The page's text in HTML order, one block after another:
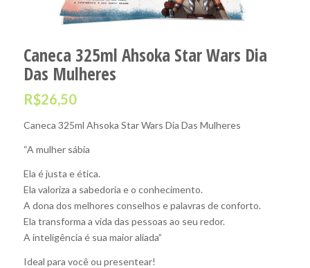
Caneca 325ml Ahsoka Star Wars Dia
Das Mulheres
R$26,50
Caneca 325ml Ahsoka Star Wars Dia Das Mulheres
“A mulher sábia
Ela é justa e ética.
Ela valoriza a sabedoria e o conhecimento.
A dona dos melhores conselhos e palavras de conforto.
Ela transforma a vida das pessoas ao seu redor.
A inteligência é sua maior aliada”
Ideal para você ou presentear!